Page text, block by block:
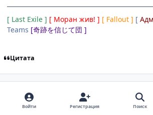
[ Last Exile ] [ Моран жив! ] [ Fallout ] [
Teams [奇跡を信じて団 ]
Цитата
Shinsaku-To Старожилы
23 Января, 200917 г
Войти Регистрация Поиск